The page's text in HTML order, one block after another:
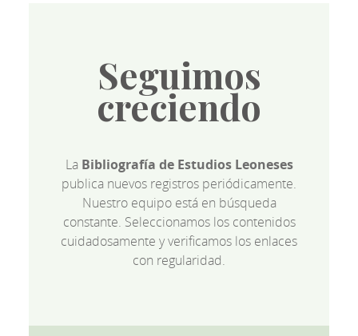
Seguimos
creciendo
La Bibliografía de Estudios Leoneses
publica nuevos registros periódicamente.
Nuestro equipo está en búsqueda
constante. Seleccionamos los contenidos
cuidadosamente y verificamos los enlaces
con regularidad.